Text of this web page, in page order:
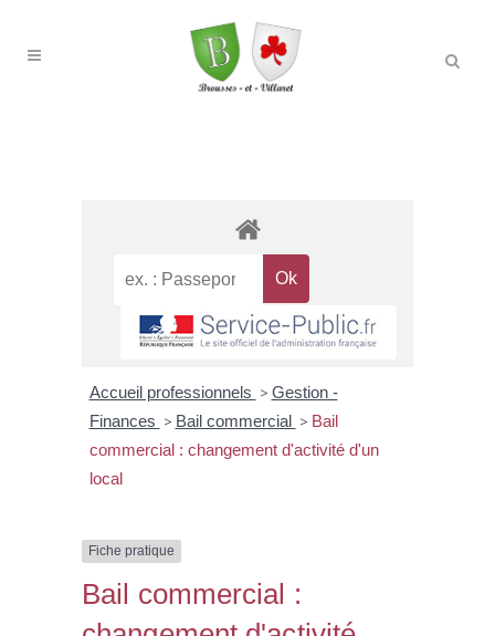
Accueil professionnels > Gestion -
Finances > Bail commercial > Bail
commercial : changement d'activité d'un
local
Fiche pratique
Bail commercial :